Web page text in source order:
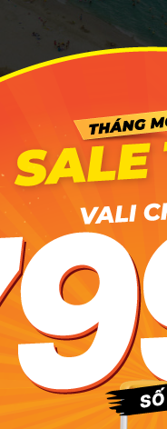
Bình vẫn giữ được
di chuyển
tắm Cam Bình từ
phố Hồ Chí Minh,
ô tô... Trong đó, xe
chóng và giá